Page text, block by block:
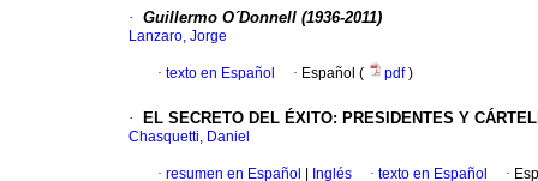
· Guillermo O´Donnell (1936-2011)
Lanzaro, Jorge
· texto en Español · Español ( pdf)
· EL SECRETO DEL ÉXITO: PRESIDENTES Y
Chasquetti, Daniel
· resumen en Español Inglés · texto en Español ·